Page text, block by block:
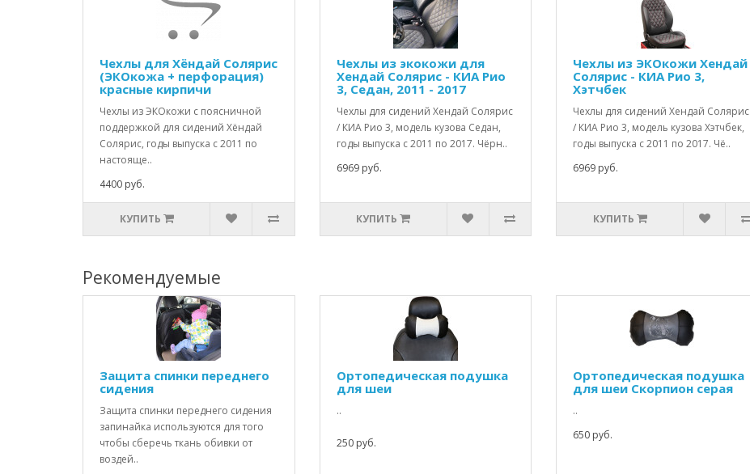
Чехлы для Хёндай Солярис
(ЭКОкожа + перфорация)
красные кирпичи
Чехлы из ЭКОкожи с поясничной
поддержкой для сидений Хёндай
Солярис, годы выпуска с 2011 по
настояще..
4400 руб.
КУПИТЬ
Чехлы из экокожи для
Хендай Солярис - КИА Рио
3, Седан, 2011 - 2017
Чехлы для сидений Хендай Солярис
/ КИА Рио 3, модель кузова Седан,
годы выпуска с 2011 по 2017. Чёрн..
6969 руб.
КУПИТЬ
Чехлы из ЭКОкожи Хендай
Солярис - КИА Рио 3,
Хэтчбек
Чехлы для сидений Хендай Солярис
/ КИА Рио 3, модель кузова Хэтчбек,
годы выпуска с 2011 по 2017. Чё..
6969 руб.
КУПИТЬ
Рекомендуемые
Защита спинки переднего
сидения
Защита спинки переднего сидения
запинайка используются для того
чтобы сберечь ткань обивки от
воздей..
Ортопедическая подушка
для шеи
..
250 руб.
Ортопедическая подушка
для шеи Скорпион серая
..
650 руб.